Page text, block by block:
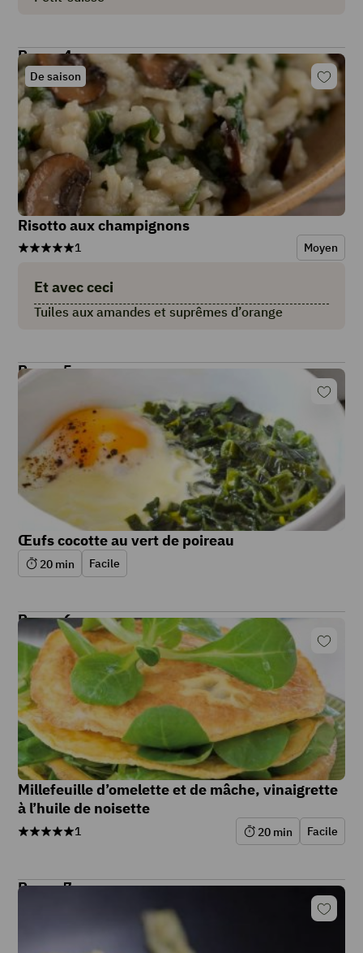
Repas 4
De saison
Risotto aux champignons
1 Moyen
Et avec ceci
Tuiles aux amandes et suprêmes d’orange
Repas 5
Œufs cocotte au vert de poireau
20 min Facile
Repas 6
Millefeuille d’omelette et de mâche, vinaigrette
à l’huile de noisette
1 20 min Facile
Repas 7